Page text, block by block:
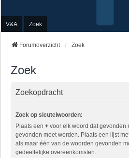
V&A Zoek
Forumoverzicht Zoek
Zoek
Zoekopdracht
Zoek op sleutelwoorden:
Plaats een + voor elk woord dat gevonden
gevonden moet worden. Plaats een lijst
als maar één van de woorden gevonden
gedeeltelijke overeenkomsten.